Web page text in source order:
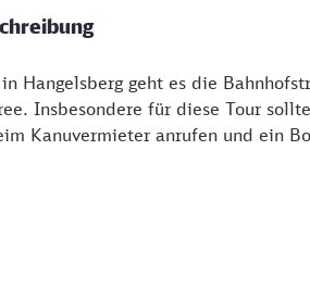
Hangelsberg geht es die
Insbesondere für diese Tour
Kanuvermieter anrufen und ein